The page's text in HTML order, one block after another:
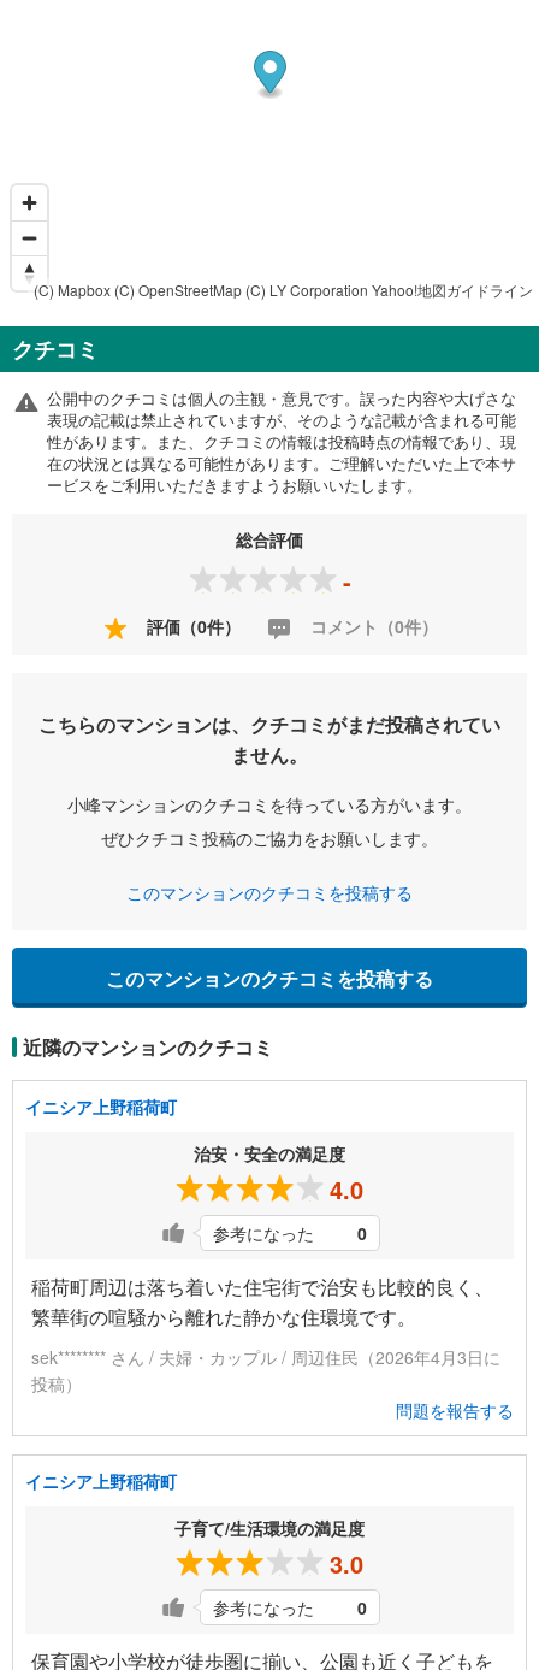
(C) Mapbox (C) OpenStreetMap (C) LY Corporation Yahoo!地図ガイドライン
クチコミ
公開中のクチコミは個人の主観・意見です。誤った内容や大げさな
表現の記載は禁止されていますが、そのような記載が含まれる可能
性があります。また、クチコミの情報は投稿時点の情報であり、現
在の状況とは異なる可能性があります。ご理解いただいた上で本サ
ービスをご利用いただきますようお願いいたします。
総合評価
-
評価（0件） コメント（0件）
こちらのマンションは、クチコミがまだ投稿されてい
ません。
小峰マンションのクチコミを待っている方がいます。
ぜひクチコミ投稿のご協力をお願いします。
このマンションのクチコミを投稿する
このマンションのクチコミを投稿する
近隣のマンションのクチコミ
イニシア上野稲荷町
治安・安全の満足度
4.0
参考になった 0
稲荷町周辺は落ち着いた住宅街で治安も比較的良く、
繁華街の喧騒から離れた静かな住環境です。
sek******** さん / 夫婦・カップル / 周辺住民（2026年4月3日に
投稿）
問題を報告する
イニシア上野稲荷町
子育て/生活環境の満足度
3.0
参考になった 0
保育園や小学校が徒歩圏に揃い、公園も近く子どもを